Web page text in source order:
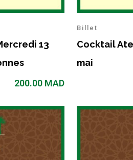
13
200.00 MAD
Billet
Cocktail
mai